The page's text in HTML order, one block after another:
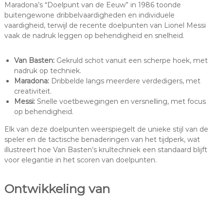
Maradona’s “Doelpunt van de Eeuw” in 1986 toonde
buitengewone dribbelvaardigheden en individuele
vaardigheid, terwijl de recente doelpunten van Lionel Messi
vaak de nadruk leggen op behendigheid en snelheid.
Van Basten:Gekruld schot vanuit een scherpe hoek, met
nadruk op techniek.
Maradona:Dribbelde langs meerdere verdedigers, met
creativiteit.
Messi:Snelle voetbewegingen en versnelling, met focus
op behendigheid.
Elk van deze doelpunten weerspiegelt de unieke stijl van de
speler en de tactische benaderingen van het tijdperk, wat
illustreert hoe Van Basten’s krultechniek een standaard blijft
voor elegantie in het scoren van doelpunten.
Ontwikkeling van